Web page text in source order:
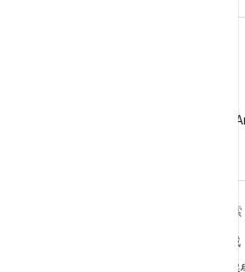
在 WeChat 上追蹤
探索
遊戲